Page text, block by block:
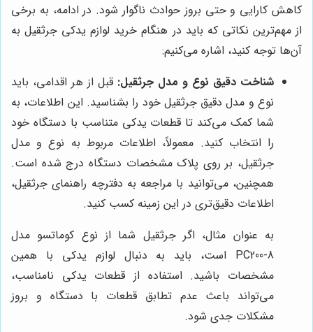
کاهش کارایی و حتی بروز حوادث ناگوار شود. در ادامه، به برخی
از مهم‌ترین نکاتی که باید در هنگام خرید لوازم یدکی جرثقیل به
آن‌ها توجه کنید، اشاره می‌کنیم:
شناخت دقیق نوع و مدل جرثقیل: قبل از هر اقدامی، باید
نوع و مدل دقیق جرثقیل خود را بشناسید. این اطلاعات، به
شما کمک می‌کند تا قطعات یدکی متناسب با دستگاه خود
را انتخاب کنید. معمولاً، اطلاعات مربوط به نوع و مدل
جرثقیل، بر روی پلاک مشخصات دستگاه درج شده است.
همچنین، می‌توانید با مراجعه به دفترچه راهنمای جرثقیل،
اطلاعات دقیق‌تری در این زمینه کسب کنید.
به عنوان مثال، اگر جرثقیل شما از نوع کوماتسو مدل
PC200-8 است، باید به دنبال لوازم یدکی با همین
مشخصات باشید. استفاده از قطعات یدکی نامناسب،
می‌تواند باعث عدم تطابق قطعات با دستگاه و بروز
مشکلات جدی شود.